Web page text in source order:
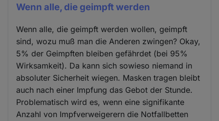
Wenn alle, die geimpft werden
Wenn alle, die geimpft werden wollen, geimpft
sind, wozu muß man die Anderen zwingen? Okay,
5% der Geimpften bleiben gefährdet (bei 95%
Wirksamkeit). Da kann sich sowieso niemand in
absoluter Sicherheit wiegen. Masken tragen bleibt
auch nach einer Impfung das Gebot der Stunde.
Problematisch wird es, wenn eine signifikante
Anzahl von Impfverweigerern die Notfallbetten